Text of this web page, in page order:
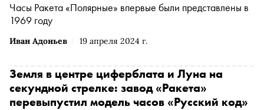
Иван Адоньев 19 апреля 2024 г.
Часы Ракета «Полярные» впервые были представлены в
1969 году
Земля в центре циферблата и Луна на
секундной стрелке: завод «Ракета»
перевыпустил модель часов «Русский код»